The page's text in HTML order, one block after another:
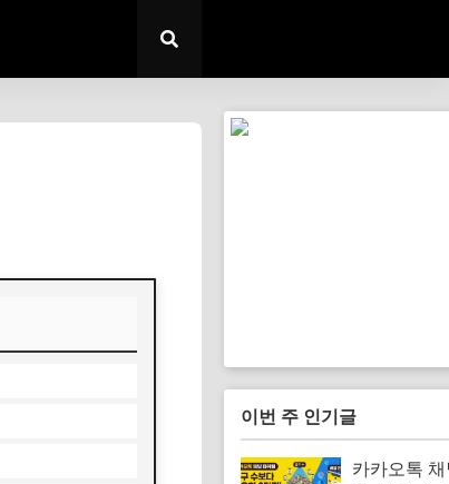
이번 주 인기글
카카오톡